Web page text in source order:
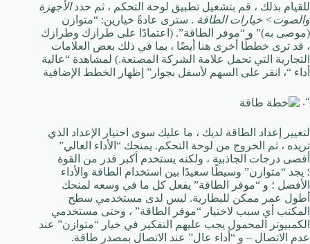
للقيام بذلك ، قم بتشغيل تطبيق لوحة التحكم ، ثم حددالأجهزة
والصوت> خيارات الطاقة . سترى عادةً خيارين: “متوازن
(موصى به)” و “موفر الطاقة”. (اعتمادًا على طرازك وطرازك
، قد ترى خططًا أخرى هنا أيضًا ، بما في ذلك بعض العلامات
التجارية التي تحمل علامة الشركة المصنعة.) لمشاهدة “عالية
أداء “، انقر على السهم لأسفل بجوار” إظهار الخطط الإضافية
“.
لتغيير إعداد الطاقة لديك ، ما عليك سوى اختيار الإعداد الذي
تريده ، ثم الخروج من لوحة التحكم. يمنحك “الأداء العالي”
أقصى درجات الجاذبية ، ولكنه يستخدم أكبر قدر من القوة
؛ يجد “متوازن” وسيطًا سعيدًا بين استخدام الطاقة والأداء
الأفضل ؛ و “موفر الطاقة” يفعل كل ما في وسعه لمنحك
أطول عمر ممكن للبطارية. ليس لدى مستخدمي سطح
المكتب أي سبب لاختيار “موفر الطاقة” ، وحتى مستخدمي
الكمبيوتر المحمول يجب عليهم التفكير في خيار “متوازن” عند
عدم الاتصال – و “أداء عالٍ” عند الاتصال بمصدر طاقة.